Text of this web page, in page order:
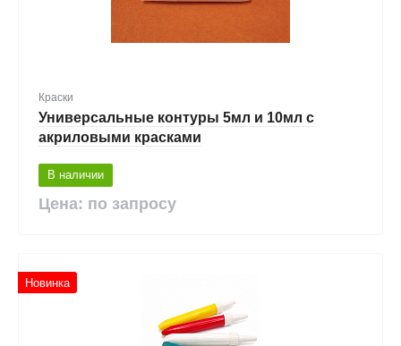
Краски
Универсальные контуры 5мл и 10мл с
акриловыми красками
В наличии
Цена: по запросу
Новинка